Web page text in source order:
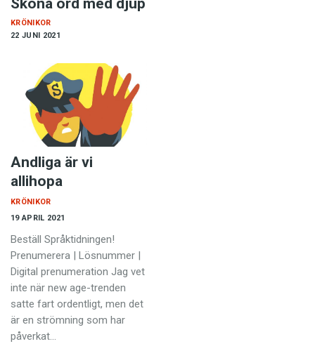
22 JUNI 2021
KRÖNIKOR
Andliga är vi
allihopa
19 APRIL 2021
KRÖNIKOR
Beställ Språktidningen!
Prenumerera | Lösnummer |
Digital prenumeration Jag vet
inte när new age-trenden
satte fart ordentligt, men det
är en strömning som har
påverkat…